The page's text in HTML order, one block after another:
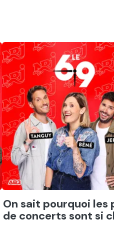
Ecouter
On sait pourquoi les
de concerts sont si